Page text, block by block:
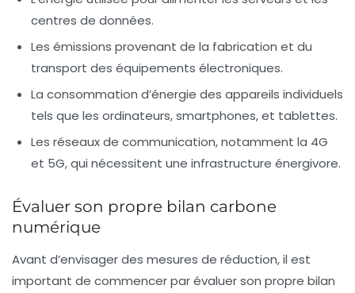
centres de données.
Les émissions provenant de la fabrication et du
transport des équipements électroniques.
La consommation d’énergie des appareils individuels
tels que les ordinateurs, smartphones, et tablettes.
Les réseauxde communication, notamment la 4G
et 5G, qui nécessitent une infrastructure énergivore.
Évaluer son propre bilan carbone
numérique
Avant d’envisager des mesures de réduction, il est
important de commencer parévaluerson propre bilan